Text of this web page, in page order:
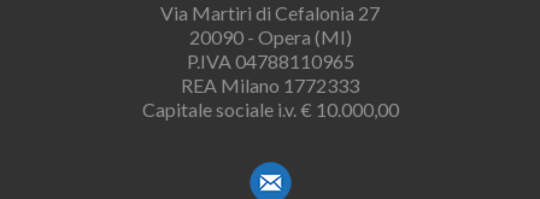
Via Martiri di Cefalonia 27
20090 - Opera (MI)
P.IVA 04788110965
REA Milano 1772333
Capitale sociale i.v. € 10.000,00